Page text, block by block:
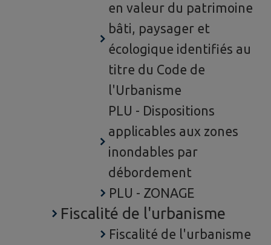
en valeur du patrimoine
bâti, paysager et
écologique identifiés au
titre du Code de
l'Urbanisme
PLU - Dispositions
applicables aux zones
inondables par
débordement
PLU - ZONAGE
Fiscalité de l'urbanisme
Fiscalité de l'urbanisme